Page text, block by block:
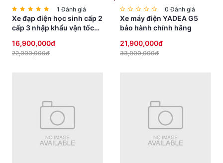
1 Đánh giá
Xe đạp điện học sinh cấp 2
cấp 3 nhập khẩu vận tốc
16,900,000đ
22,000,000đ
0 Đánh giá
Xe máy điện YADEA G5
bảo hành chính hãng
21,900,000đ
33,000,000đ